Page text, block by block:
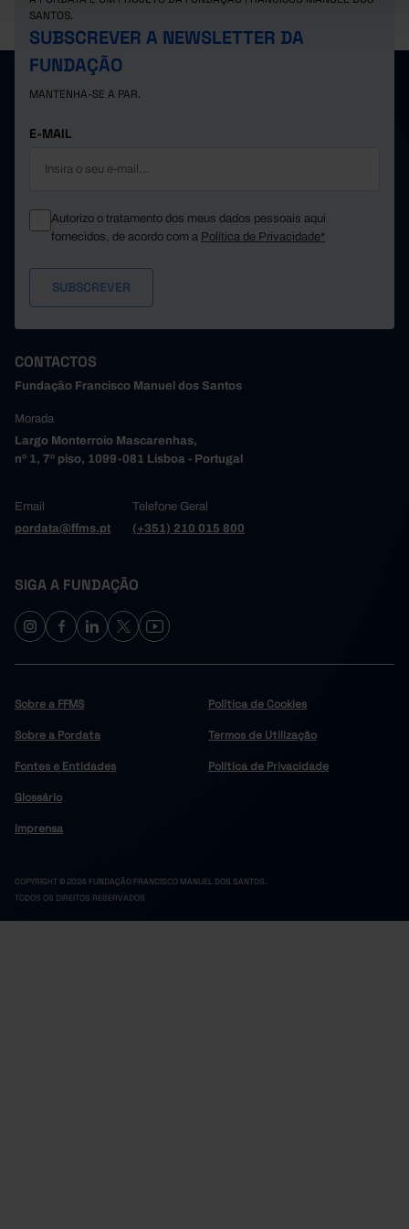
SANTOS.
SUBSCREVER A NEWSLETTER DA
FUNDAÇÃO
MANTENHA-SE A PAR.
E-MAIL
Autorizo o tratamento dos meus dados pessoais aqui
fornecidos, de acordo com a Política de Privacidade*
CONTACTOS
Fundação Francisco Manuel dos Santos
Morada
Largo Monterroio Mascarenhas,
nº 1, 7º piso, 1099-081 Lisboa - Portugal
Email
pordata@ffms.pt
Telefone Geral
(+351) 210 015 800
SIGA A FUNDAÇÃO
Sobre a FFMS
Sobre a Pordata
Fontes e Entidades
Glossário
Imprensa
Política de Cookies
Termos de Utilização
Política de Privacidade
COPYRIGHT © 2024 FUNDAÇÃO FRANCISCO MANUEL DOS SANTOS.
TODOS OS DIREITOS RESERVADOS